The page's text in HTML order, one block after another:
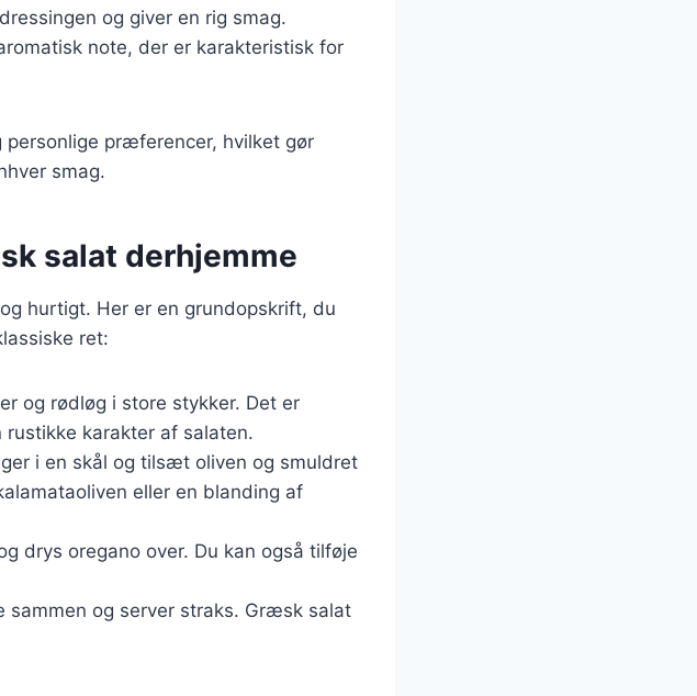
og giver en rig smag.
note, der er karakteristisk for
præferencer, hvilket gør
smag.
salat derhjemme
hurtigt. Her er en grundopskrift, du
ret:
og rødløg i store stykker. Det er
karakter af salaten.
i en skål og tilsæt oliven og smuldret
eller en blanding af
drys oregano over. Du kan også tilføje
sammen og server straks. Græsk salat